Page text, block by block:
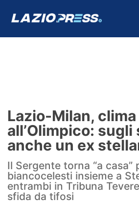
Formello
Infortuni
Primavera
Calciomercato
Lazio-Milan,
all’Olimpico: sugli
anche un ex
Il Sergente torna “a casa”
biancocelesti insieme a
entrambi in Tribuna
sfida da tifosi